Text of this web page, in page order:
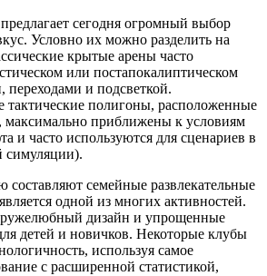
сегодня огромный выбор
Условно их можно разделить на
крытые арены часто
или постапокалиптическом
переходами и подсветкой.
тактические полигоны, расположенные
максимально приближены к условиям
и часто используются для сценариев в
симуляции).
составляют семейные развлекательные
одной из многих активностей.
дизайн и упрощенные
детей и новичков. Некоторые клубы
используя самое
с расширенной статистикой,